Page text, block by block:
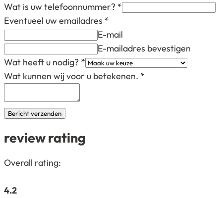
Wat is uw telefoonnummer? *
Eventueel uw emailadres *
E-mail
E-mailadres bevestigen
Wat heeft u nodig? *
Wat kunnen wij voor u betekenen. *
Bericht verzenden
review rating
4,2
based
Overall rating:
4.2